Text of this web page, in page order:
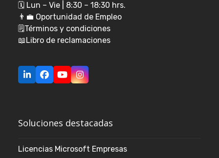
🗓️ Lun – Vie | 8:30 – 18:30 hrs.
👨‍💼 Oportunidad de Empleo
🗒️Términos y condiciones
📖 Libro de reclamaciones
LinkedInFacebook
YouTubeInstagram
Soluciones destacadas
Licencias Microsoft Empresas